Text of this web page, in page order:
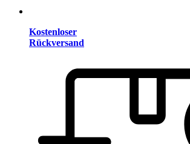
Kostenloser
Rückversand